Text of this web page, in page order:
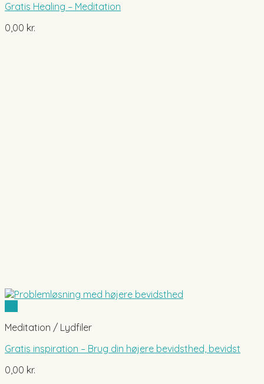
Gratis Healing – Meditation
0,00 kr.
Meditation / Lydfiler
Gratis inspiration – Brug din højere bevidsthed, bevidst
0,00 kr.